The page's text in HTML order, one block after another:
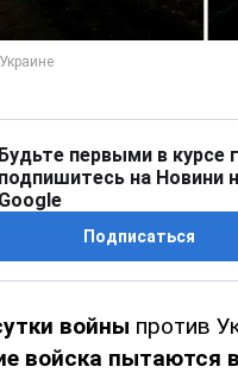
Будьте первыми в курсе
подпишитесь на Новини
Google
Подписаться
войны против
войска пытаются